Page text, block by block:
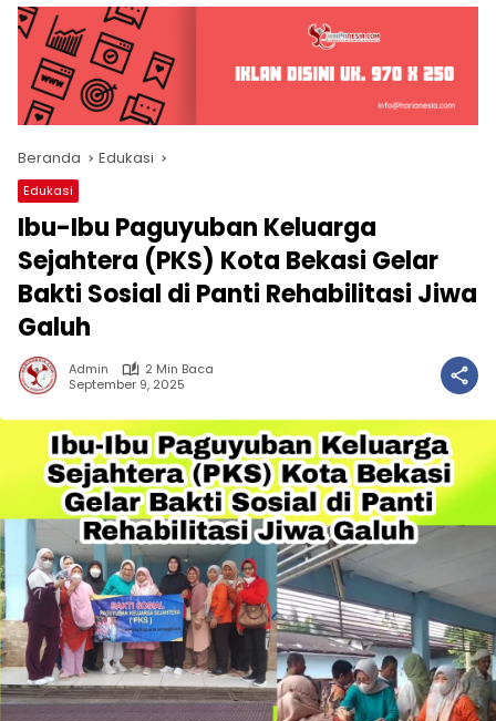
Beranda Edukasi
Edukasi
Ibu-Ibu Paguyuban Keluarga
Sejahtera (PKS) Kota Bekasi Gelar
Bakti Sosial di Panti Rehabilitasi Jiwa
Galuh
Admin
2 Min Baca
September 9, 2025